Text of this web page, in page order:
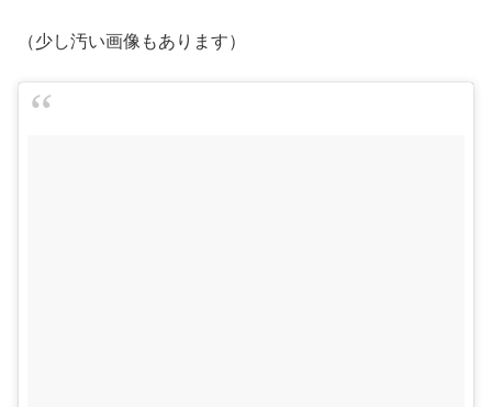
（少し汚い画像もあります）